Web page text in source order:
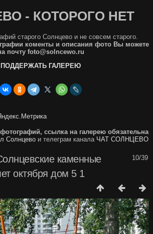
- КОТОРОГО НЕТ
старого Солнцево и не совсем старого.
коменты и описания фото Вы можете
почту foto@solncewo.ru
ПОДДЕРЖАТЬ ГАЛЕРЕЮ
ссылка на галерею обязательна
Солнцевои телеграм канала ЧАТ СОЛНЦЕВО
10/39
каменные
октября дом 5 1